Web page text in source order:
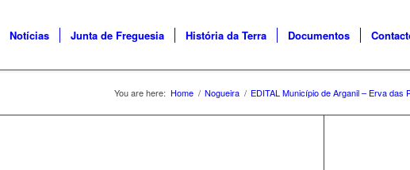
Notícias Junta de Freguesia História da Terra Documentos
You are here: Home / Nogueira / EDITAL Município de Arganil – Erva das